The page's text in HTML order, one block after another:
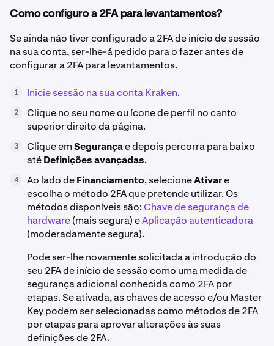
Como configuro a 2FA para levantamentos?
Se ainda não tiver configurado a 2FA de início de sessão
na sua conta, ser-lhe-á pedido para o fazer antes de
configurar a 2FA para levantamentos.
1 Inicie sessão na sua conta Kraken.
2
Clique no seu nome ou ícone de perfil no canto
superior direito da página.
3 Clique emSegurançae depois percorra para baixo
atéDefinições avançadas.
4 Ao lado deFinanciamento, selecioneAtivare
escolha o método 2FA que pretende utilizar. Os
métodos disponíveis são: Chave de segurança de
hardware(mais segura) eAplicação autenticadora
(moderadamente segura).
Pode ser-lhe novamente solicitada a introdução do
seu 2FA de início de sessão como uma medida de
segurança adicional conhecida como 2FA por
etapas. Se ativada, as chaves de acesso e/ou Master
Key podem ser selecionadas como métodos de 2FA
por etapas para aprovar alterações às suas
definições de 2FA.